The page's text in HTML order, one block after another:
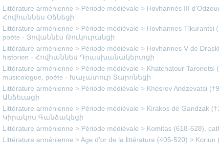
Littérature arménienne > Période médiévale > Hovhannès III
Հովհաննես Օձնեցի
Littérature arménienne > Période médiévale > Hovhannes Tlkurantsi
poète - Յովաննէս Թուկուրանցի
Littérature arménienne > Période médiévale > Hovhannes V de
historien - Հովհաննես Դրասխանակերտցի
Littérature arménienne > Période médiévale > Khatchatour Taronetsi
musicologue, poète - Խաչատուր Տարոնեցի
Littérature arménienne > Période médiévale > Khosrov Andzevatsi
Անձեւացի
Littérature arménienne > Période médiévale > Kirakos de Gandzak
Կիրակոս Գանձակեցի
Littérature arménienne > Période médiévale > Komitas (618-628),
Littérature arménienne >Age d’or de la littérature (405-520) > Koriun